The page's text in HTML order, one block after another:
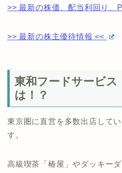
>> 最新の株価、配当利回り、
>> 最新の株主優待情報 <<
東和フードサービス
は！？
東京圏に直営を多数出店して
す。
高級喫茶「椿屋」やダッキー